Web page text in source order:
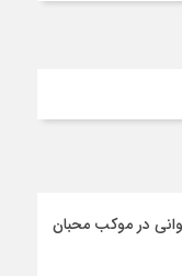
در موکب محبان